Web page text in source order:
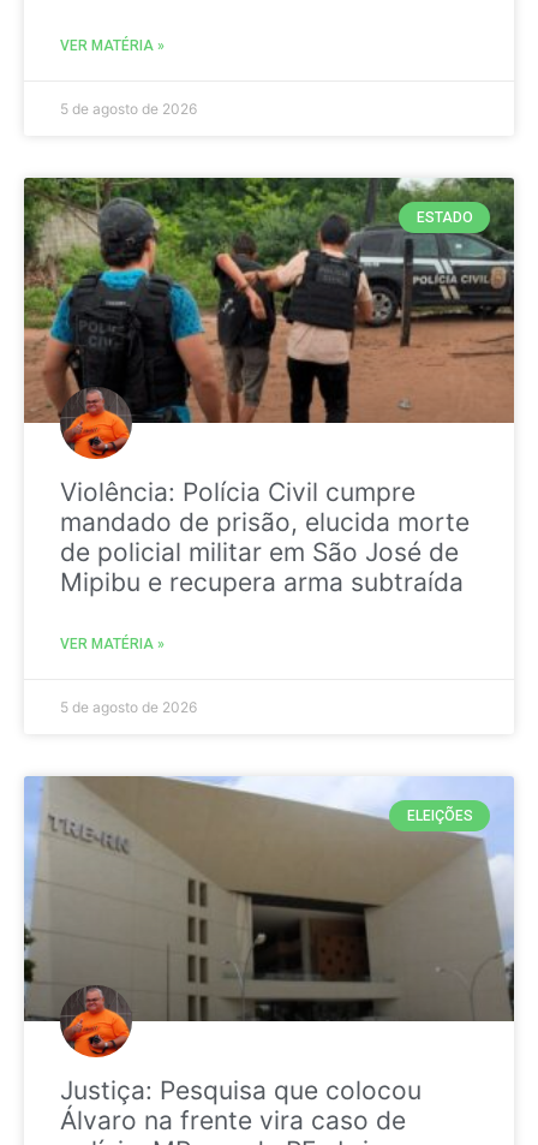
VER MATÉRIA »
5 de agosto de 2026
ESTADO
Violência: Polícia Civil cumpre
mandado de prisão, elucida morte
de policial militar em São José de
Mipibu e recupera arma subtraída
VER MATÉRIA »
5 de agosto de 2026
ELEIÇÕES
Justiça: Pesquisa que colocou
Álvaro na frente vira caso de